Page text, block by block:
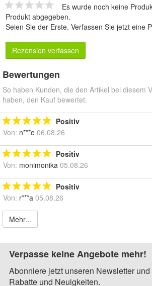
Es wurde noch keine
Produkt abgegeben.
Seien Sie der Erste. Verfassen Sie jetzt eine
Rezension verfassen
Bewertungen
So haben Kunden, die den Artikel bei diesem
haben, den Kauf bewertet.
Positiv
Von: n***e 06.08.26
Positiv
Von: monimonika 05.08.26
Positiv
Von: r***a 05.08.26
Mehr...
Verpasse keine Angebote mehr!
Abonniere jetzt unseren Newsletter
Rabatte und Neuigkeiten.